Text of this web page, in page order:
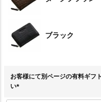
ブラック
お客様にて別ページの有料ギフ
い